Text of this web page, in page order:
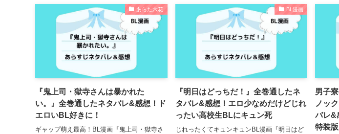
あらた六花
『鬼上司・獄寺さんは暴かれた
い。』全巻通したネタバレ&感想！ド
エロいBL好きに！
ギャップ萌え最高！BL漫画『鬼上司・獄寺さ
BL漫画
『明日はどっちだ！』全巻通したネ
タバレ&感想！エロ少なめだけどじれ
ったい高校生BLにキュン死
じれったくてキュンキュンBL漫画『明日はど
男子
ノッ
バレ&
特装版